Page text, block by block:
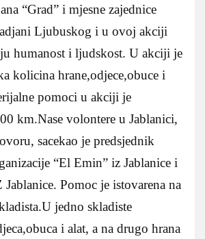
“Grad” i mjesne zajednice
Ljubuskog i u ovoj akciji
humanost i ljudskost. U akciji je
kolicina hrane,odjece,obuce i
pomoci u akciji je
km.Nase volontere u Jablanici,
sacekao je predsjednik
“El Emin” iz Jablanice i
Pomoc je istovarena na
jedno skladiste
i alat, a na drugo hrana